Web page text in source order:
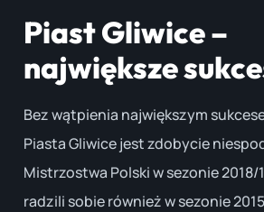
Piast Gliwice –
największe
Bez wątpienia największym
Piasta Gliwice jest zdobycie
Mistrzostwa Polski w sezonie 2018/
radzili sobie również w sezonie